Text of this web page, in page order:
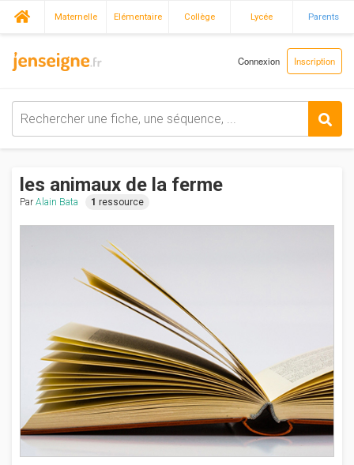
Maternelle Elémentaire Collège Lycée Parents
Connexion Inscription
les animaux de la ferme
Par Alain Bata 1 ressource